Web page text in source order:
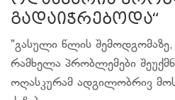
გადაიჭრებოდა“
"გასული წლის შემოდგომაზე,
რამხელა პრობლემები
ოღასკურამ ადგილობრივ